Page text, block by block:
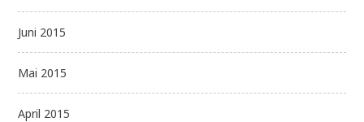
Juni 2015
Mai 2015
April 2015